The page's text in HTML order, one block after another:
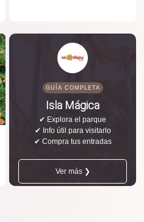
GUÍA COMPLETA
Isla Mágica
✔ Explora el parque
✔ Info útil para visitarlo
✔ Compra tus entradas
Ver más ❯